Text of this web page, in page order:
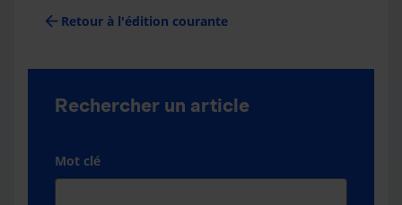
arrow_back Retour à l'édition courante
Rechercher un article
Mot clé